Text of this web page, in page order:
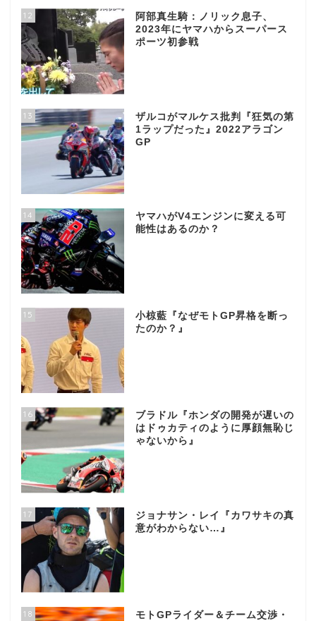
12
阿部真生騎：ノリック息子、
2023年にヤマハからスーパース
ポーツ初参戦
13
ザルコがマルケス批判『狂気の第
1ラップだった』2022アラゴン
GP
14
ヤマハがV4エンジンに変える可
能性はあるのか？
15
小椋藍『なぜモトGP昇格を断っ
たのか？』
16
ブラドル『ホンダの開発が遅いの
はドゥカティのように厚顔無恥じ
ゃないから』
17
ジョナサン・レイ『カワサキの真
意がわからない…』
18
モトGPライダー＆チーム交渉・